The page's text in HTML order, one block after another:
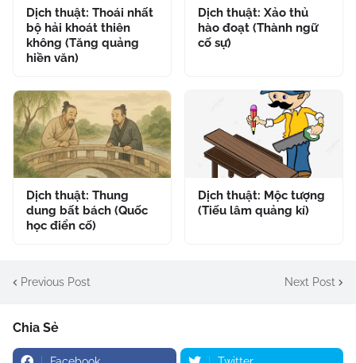
Dịch thuật: Thoái nhất
bộ hải khoát thiên
không (Tăng quảng
hiền văn)
Dịch thuật: Xảo thủ
hào đoạt (Thành ngữ
cố sự)
Dịch thuật: Thung
dung bất bách (Quốc
học điển cố)
Dịch thuật: Mộc tượng
(Tiếu lâm quảng kí)
Previous Post Next Post
Chia Sẻ